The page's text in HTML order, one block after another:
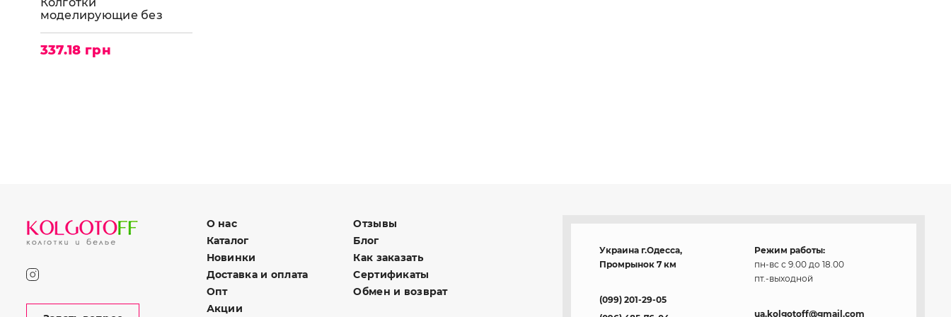
моделирующие без
337.18 грн
О нас
Каталог
Новинки
Доставка и оплата
Опт
Акции
Отзывы
Блог
Как заказать
Сертификаты
Обмен и возврат
Украина г.Одесса,
Промрынок 7 км
(099) 201-29-05
Режим работы:
пн-вс с 9.00 до 18.00
пт.-выходной
ua.kolgotoff@gmail.com